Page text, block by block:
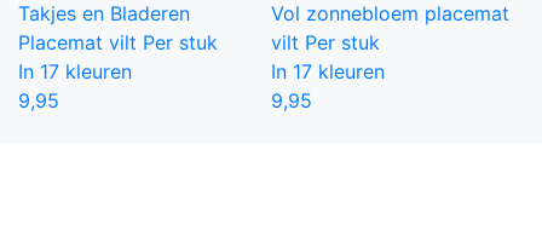
Takjes en Bladeren
Placemat vilt Per stuk
In 17 kleuren
9,95
Vol zonnebloem placemat
vilt Per stuk
In 17 kleuren
9,95